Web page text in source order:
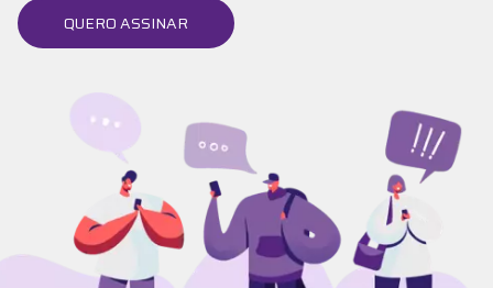
QUERO ASSINAR